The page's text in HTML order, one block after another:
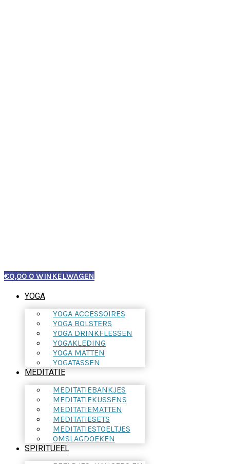
€0,00 0 WINKELWAGEN
YOGA
YOGA ACCESSOIRES
YOGA BOLSTERS
YOGA DRINKFLESSEN
YOGAKLEDING
YOGA MATTEN
YOGATASSEN
MEDITATIE
MEDITATIEBANKJES
MEDITATIEKUSSENS
MEDITATIEMATTEN
MEDITATIESETS
MEDITATIESTOELTJES
OMSLAGDOEKEN
SPIRITUEEL